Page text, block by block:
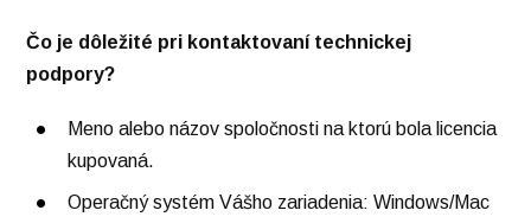
Čo je dôležité pri kontaktovaní technickej
podpory?
Meno alebo názov spoločnosti na ktorú bola licencia
kupovaná.
Operačný systém Vášho zariadenia: Windows/Mac